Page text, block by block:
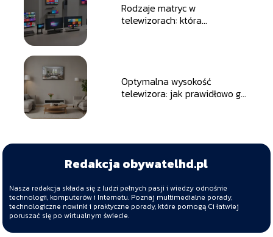
Rodzaje matryc w
telewizorach: która
Optymalna wysokość
telewizora: jak prawidłowo go
Redakcja obywatelhd.pl
Nasza redakcja składa się z ludzi pełnych pasji i wiedzy odnośnie
technologii, komputerów i Internetu. Poznaj multimedialne porady,
technologiczne nowinki i praktyczne porady, które pomogą Ci łatwiej
poruszać się po wirtualnym świecie.